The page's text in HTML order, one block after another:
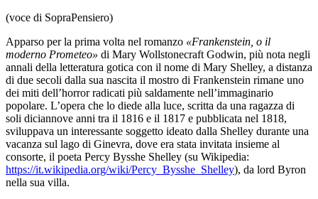
(voce di SopraPensiero)
Apparso per la prima volta nel romanzo «Frankenstein, o il
moderno Prometeo» di Mary Wollstonecraft Godwin, più nota negli
annali della letteratura gotica con il nome di Mary Shelley, a distanza
di due secoli dalla sua nascita il mostro di Frankenstein rimane uno
dei miti dell’horror radicati più saldamente nell’immaginario
popolare. L’opera che lo diede alla luce, scritta da una ragazza di
soli diciannove anni tra il 1816 e il 1817 e pubblicata nel 1818,
sviluppava un interessante soggetto ideato dalla Shelley durante una
vacanza sul lago di Ginevra, dove era stata invitata insieme al
consorte, il poeta Percy Bysshe Shelley (su Wikipedia:
https://it.wikipedia.org/wiki/Percy_Bysshe_Shelley), da lord Byron
nella sua villa.